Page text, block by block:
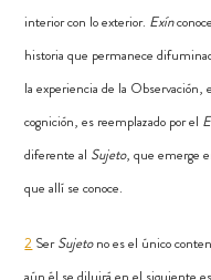
interior con lo exterior. Exín
historia que permanece
la experiencia de la Observación,
cognición, es reemplazado por el
diferente al Sujeto, que emerge
que allí se conoce.
2 SerSujetono es el único